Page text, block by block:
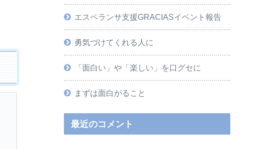
エスペランサ支援GRACIASイベント報告
勇気づけてくれる人に
「面白い」や「楽しい」を口グセに
まずは面白がること
最近のコメント